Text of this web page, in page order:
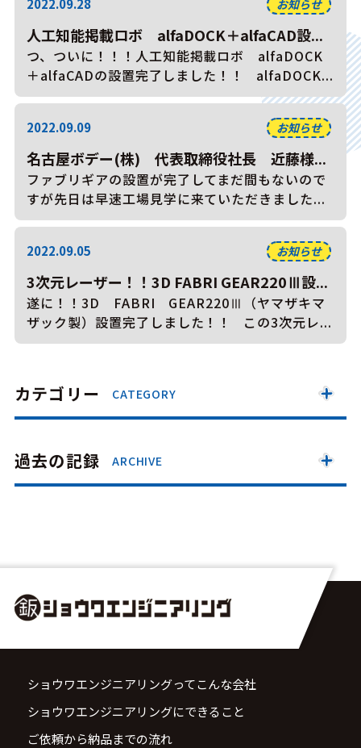
2022.09.28 お知らせ
人工知能掲載ロボ alfaDOCK＋alfaCAD設...
つ、ついに！！！人工知能掲載ロボ alfaDOCK
＋alfaCADの設置完了しました！！ alfaDOCK...
2022.09.09 お知らせ
名古屋ボデー(株) 代表取締役社長 近藤様...
ファブリギアの設置が完了してまだ間もないので
すが先日は早速工場見学に来ていただきました...
2022.09.05 お知らせ
3次元レーザー！！3D FABRI GEAR220Ⅲ設...
遂に！！3D FABRI GEAR220Ⅲ（ヤマザキマ
ザック製）設置完了しました！！ この3次元レ...
カテゴリー CATEGORY
過去の記録 ARCHIVE
ショウワエンジニアリングってこんな会社
ショウワエンジニアリングにできること
ご依頼から納品までの流れ